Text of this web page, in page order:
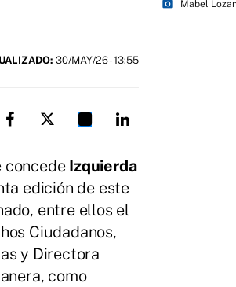
photo_camera Mabel
30/MAY/26 - 13:55
concede Izquierda
edición de este
entre ellos el
Ciudadanos,
y Directora
como